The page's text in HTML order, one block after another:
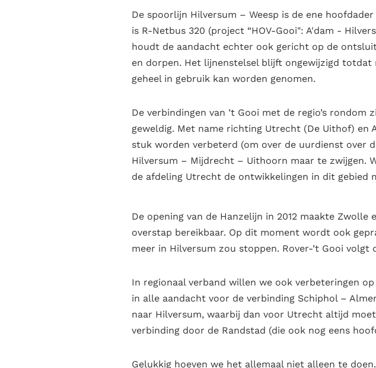
De spoorlijn Hilversum – Weesp is de ene
is R-Netbus 320 (project “HOV-Gooi": A'dam -
houdt de aandacht echter ook gericht op de
en dorpen. Het lijnenstelsel blijft ongewijzigd totdat
geheel in gebruik kan worden genomen.
De verbindingen van ’t Gooi met de regio’s rondom
geweldig. Met name richting Utrecht (De Uithof) en
stuk worden verbeterd (om over de uurdienst over
Hilversum – Mijdrecht – Uithoorn maar te zwijgen.
de afdeling Utrecht de ontwikkelingen in dit gebied
De opening van de Hanzelijn in 2012 maakte
overstap bereikbaar. Op dit moment wordt ook
meer in Hilversum zou stoppen. Rover-’t Gooi
In regionaal verband willen we ook verbeteringen
in alle aandacht voor de verbinding Schiphol –
naar Hilversum, waarbij dan voor Utrecht altijd
verbinding door de Randstad (die ook nog eens
Gelukkig hoeven we het allemaal niet alleen te